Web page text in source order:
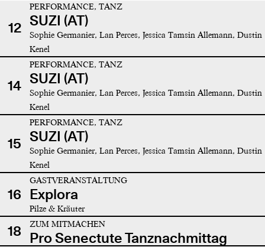
12
PERFORMANCE, TANZ
SUZI (AT)
Sophie Germanier, Lan Perces, Jessica Tamsin Allemann, Dustin
Kenel
14
PERFORMANCE, TANZ
SUZI (AT)
Sophie Germanier, Lan Perces, Jessica Tamsin Allemann, Dustin
Kenel
15
PERFORMANCE, TANZ
SUZI (AT)
Sophie Germanier, Lan Perces, Jessica Tamsin Allemann, Dustin
Kenel
16
GASTVERANSTALTUNG
Explora
Pilze & Kräuter
18 ZUM MITMACHEN
Pro Senectute Tanznachmittag